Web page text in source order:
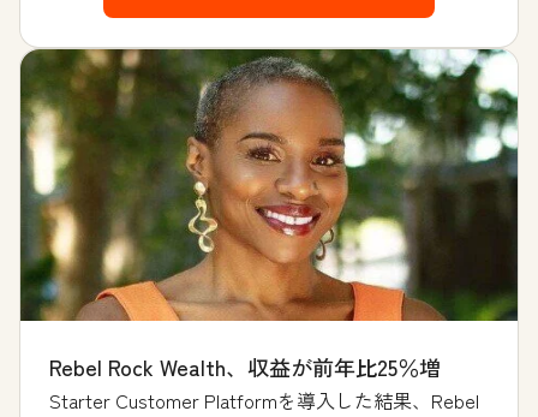
Rebel Rock Wealth、収益が前年比25％増
Starter Customer Platformを導入した結果、Rebel